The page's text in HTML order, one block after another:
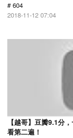
# 604
2018-11-12 07:04
【越哥】豆瓣9.1分
看第二遍！